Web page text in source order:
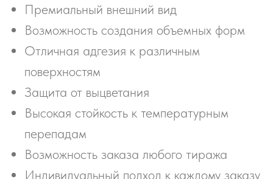
Премиальный внешний вид
Возможность создания объемных форм
Отличная адгезия к различным
поверхностям
Защита от выцветания
Высокая стойкость к температурным
перепадам
Возможность заказа любого тиража
Индивидуальный подход к каждому заказу